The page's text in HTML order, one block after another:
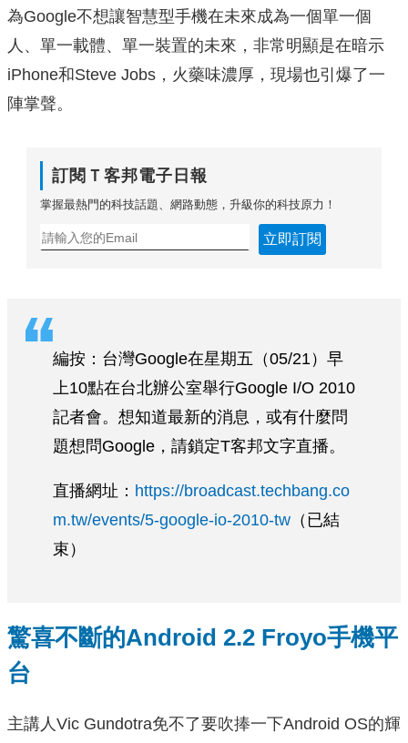
為Google不想讓智慧型手機在未來成為一個單一個
人、單一載體、單一裝置的未來，非常明顯是在暗示
iPhone和Steve Jobs，火藥味濃厚，現場也引爆了一
陣掌聲。
訂閱Ｔ客邦電子日報
掌握最熱門的科技話題、網路動態，升級你的科技原力！
立即訂閱
編按：台灣Google在星期五（05/21）早
上10點在台北辦公室舉行Google I/O 2010
記者會。想知道最新的消息，或有什麼問
題想問Google，請鎖定T客邦文字直播。
直播網址： https://broadcast.techbang.co
m.tw/events/5-google-io-2010-tw （已結
束）
驚喜不斷的Android 2.2 Froyo手機平
台
主講人Vic Gundotra免不了要吹捧一下Android OS的輝